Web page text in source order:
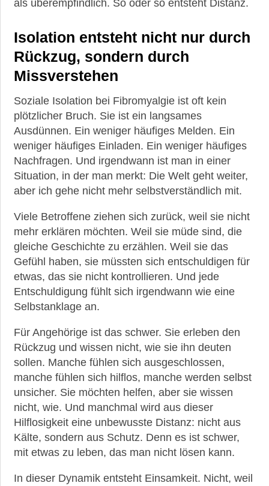
als überempfindlich. So oder so entsteht Distanz.
Isolation entsteht nicht nur durch
Rückzug, sondern durch
Missverstehen
Soziale Isolation bei Fibromyalgie ist oft kein
plötzlicher Bruch. Sie ist ein langsames
Ausdünnen. Ein weniger häufiges Melden. Ein
weniger häufiges Einladen. Ein weniger häufiges
Nachfragen. Und irgendwann ist man in einer
Situation, in der man merkt: Die Welt geht weiter,
aber ich gehe nicht mehr selbstverständlich mit.
Viele Betroffene ziehen sich zurück, weil sie nicht
mehr erklären möchten. Weil sie müde sind, die
gleiche Geschichte zu erzählen. Weil sie das
Gefühl haben, sie müssten sich entschuldigen für
etwas, das sie nicht kontrollieren. Und jede
Entschuldigung fühlt sich irgendwann wie eine
Selbstanklage an.
Für Angehörige ist das schwer. Sie erleben den
Rückzug und wissen nicht, wie sie ihn deuten
sollen. Manche fühlen sich ausgeschlossen,
manche fühlen sich hilflos, manche werden selbst
unsicher. Sie möchten helfen, aber sie wissen
nicht, wie. Und manchmal wird aus dieser
Hilflosigkeit eine unbewusste Distanz: nicht aus
Kälte, sondern aus Schutz. Denn es ist schwer,
mit etwas zu leben, das man nicht lösen kann.
In dieser Dynamik entsteht Einsamkeit. Nicht, weil